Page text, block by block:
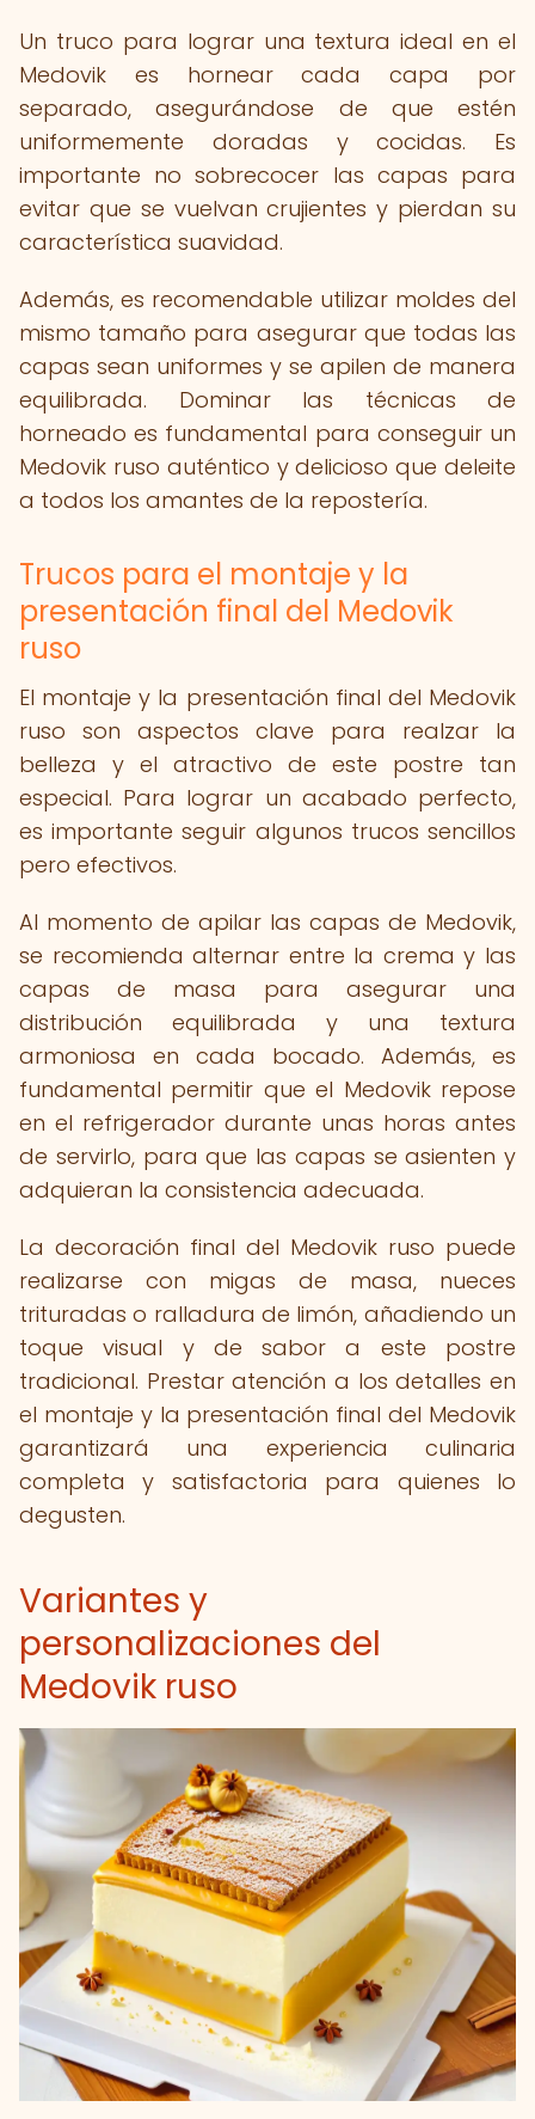
Un truco para lograr una textura ideal en el
Medovik es hornear cada capa por
separado, asegurándose de que estén
uniformemente doradas y cocidas. Es
importante no sobrecocer las capas para
evitar que se vuelvan crujientes y pierdan su
característica suavidad.
Además, es recomendable utilizar moldes del
mismo tamaño para asegurar que todas las
capas sean uniformes y se apilen de manera
equilibrada. Dominar las técnicas de
horneado es fundamental para conseguir un
Medovik ruso auténtico y delicioso que deleite
a todos los amantes de la repostería.
Trucos para el montaje y la
presentación final del Medovik
ruso
El montaje y la presentación final del Medovik
ruso son aspectos clave para realzar la
belleza y el atractivo de este postre tan
especial. Para lograr un acabado perfecto,
es importante seguir algunos trucos sencillos
pero efectivos.
Al momento de apilar las capas de Medovik,
se recomienda alternar entre la crema y las
capas de masa para asegurar una
distribución equilibrada y una textura
armoniosa en cada bocado. Además, es
fundamental permitir que el Medovik repose
en el refrigerador durante unas horas antes
de servirlo, para que las capas se asienten y
adquieran la consistencia adecuada.
La decoración final del Medovik ruso puede
realizarse con migas de masa, nueces
trituradas o ralladura de limón, añadiendo un
toque visual y de sabor a este postre
tradicional. Prestar atención a los detalles en
el montaje y la presentación final del Medovik
garantizará una experiencia culinaria
completa y satisfactoria para quienes lo
degusten.
Variantes y
personalizaciones del
Medovik ruso